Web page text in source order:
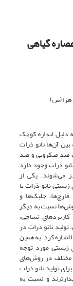
گیاهی
(س)
دلیل اندازه کوچک
آن‌ها نانو ذرات
ضد میکروبی و ضد
ذرات وجود دارد
می‌شوند. یکی از
نانو ذرات با
قارچ‌ها، جلبک‌ها و
نسبت به دیگر
نساجی،
نانو ذرات در
اشاره کرد. به همین
مورد توجه
مختلف در روش‌های
تولید نانو ذرات
و نسبت به